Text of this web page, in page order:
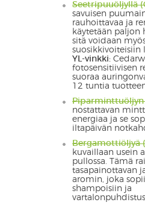
Seetripuuöljyllä
savuisen
rauhoittavaa ja
käytetään paljon
sitä voidaan
suosikkivoiteisiin
YL-vinkki:
fotosensitiivisen
suoraa
12 tuntia
nostattavan
energiaa ja se
iltapäivän
Bergamottiöljyä
kuvaillaan usein
pullossa. Tämä
tasapainottavan
aromin, joka
shampoisiin ja